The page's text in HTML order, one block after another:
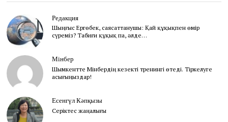
Редакция
Шыңғыс Ергөбек, cаясаттанушы: Қай құқықпен өмір
сүреміз? Табиғи құқық па, әлде…
Мінбер
Шымкентте Мінбердің кезекті тренингі өтеді. Тіркелуге
асығыңыздар!
Есенгүл Кәпқызы
Серіктес жаңалығы